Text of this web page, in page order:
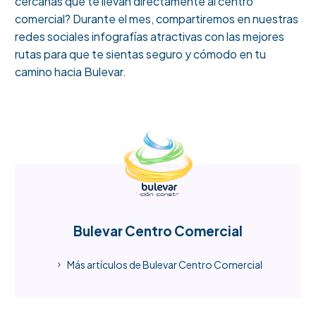
comercial? Durante el mes, compartiremos en nuestras
redes sociales infografías atractivas con las mejores
rutas para que te sientas seguro y cómodo en tu
camino hacia Bulevar.
Bulevar Centro Comercial
Más artículos de Bulevar Centro Comercial